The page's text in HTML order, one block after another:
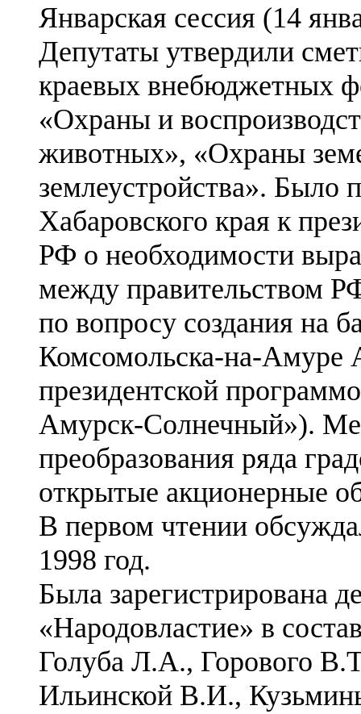
Январская сессия (14
Депутаты утвердили
краевых внебюджетных
«Охраны и
животных», «Охраны
землеустройства».
Хабаровского края к
РФ о необходимости
между правительством
по вопросу создания на
Комсомольска-на-
президентской
Амурск-Солнечный»).
преобразования ряда
открытые акционерные
В первом чтении
1998 год.
Была зарегистрирована
«Народовластие» в
Голуба Л.А., Горового
Ильинской В.И.,